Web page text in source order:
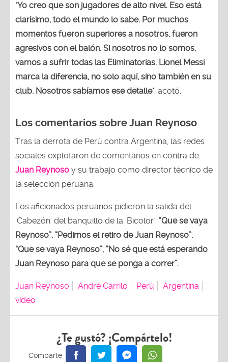
"Yo creo que son jugadores de alto nivel. Eso está
clarísimo, todo el mundo lo sabe. Por muchos
momentos fueron superiores a nosotros, fueron
agresivos con el balón. Si nosotros no lo somos,
vamos a sufrir todas las Eliminatorias. Lionel Messi
marca la diferencia, no solo aquí, sino también en su
club. Nosotros sabíamos ese detalle", acotó.
Los comentarios sobre Juan Reynoso
Tras la derrota de Perú contra Argentina, las redes
sociales explotaron de comentarios en contra de
Juan Reynoso y su trabajo como director técnico de
la selección peruana.
Los aficionados peruanos pidieron la salida del
'Cabezón' del banquillo de la 'Bicolor': “Que se vaya
Reynoso”, “Pedimos el retiro de Juan Reynoso”,
“Que se vaya Reynoso”, “No sé que está esperando
Juan Reynoso para que se ponga a correr”.
Juan Reynoso André Carrilo Perú
Argentina
video
¿Te gustó? ¡Compártelo!